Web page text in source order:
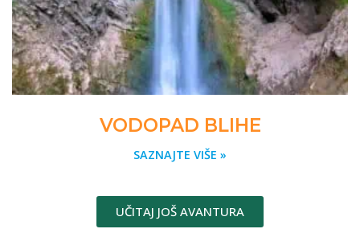
VODOPAD BLIHE
SAZNAJTE VIŠE »
UČITAJ JOŠ AVANTURA